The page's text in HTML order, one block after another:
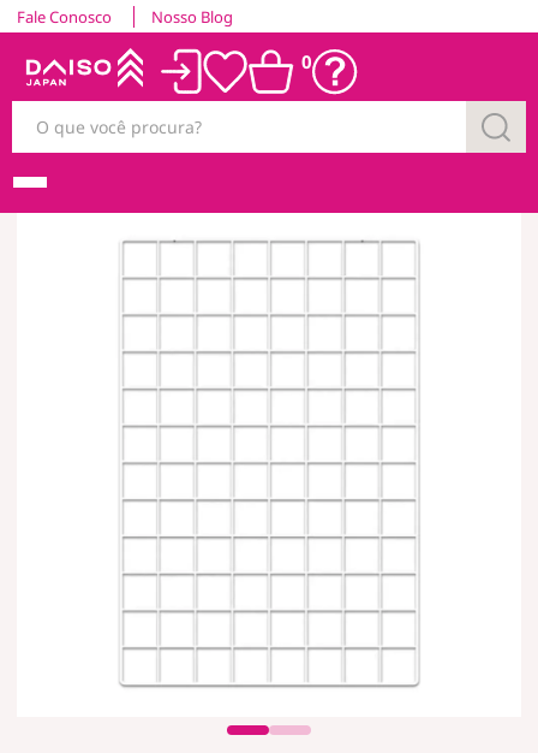
Fale Conosco Nosso Blog
0